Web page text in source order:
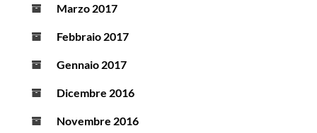
Marzo 2017
Febbraio 2017
Gennaio 2017
Dicembre 2016
Novembre 2016